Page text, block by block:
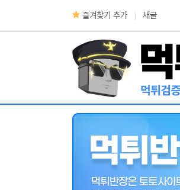
즐겨찾기 추가
새글